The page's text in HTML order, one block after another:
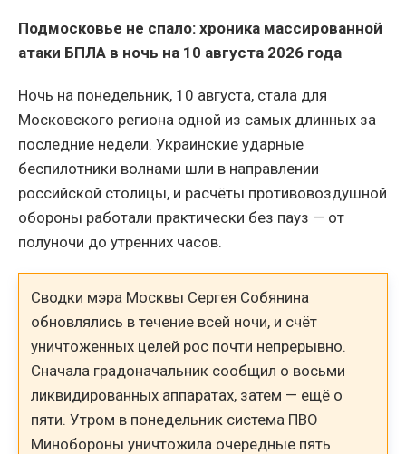
Подмосковье не спало: хроника массированной
атаки БПЛА в ночь на 10 августа 2026 года
Ночь на понедельник, 10 августа, стала для
Московского региона одной из самых длинных за
последние недели. Украинские ударные
беспилотники волнами шли в направлении
российской столицы, и расчёты противовоздушной
обороны работали практически без пауз — от
полуночи до утренних часов.
Сводки мэра Москвы Сергея Собянина
обновлялись в течение всей ночи, и счёт
уничтоженных целей рос почти непрерывно.
Сначала градоначальник сообщил о восьми
ликвидированных аппаратах, затем — ещё о
пяти. Утром в понедельник система ПВО
Минобороны уничтожила очередные пять